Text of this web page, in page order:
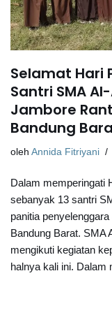
Selamat Hari
Santri SMA
Jambore
Bandung
oleh Annida Fitriyani
Dalam memperingati
sebanyak 13 santri
panitia
Bandung Barat. SMA
mengikuti kegiatan
halnya kali ini.